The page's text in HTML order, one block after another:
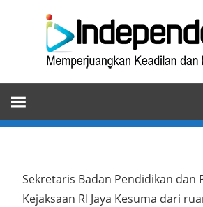
Memperjuangkan
Keadilan
dan
Sekretaris Badan Pendidikan dan
Kejaksaan RI Jaya Kesuma dari